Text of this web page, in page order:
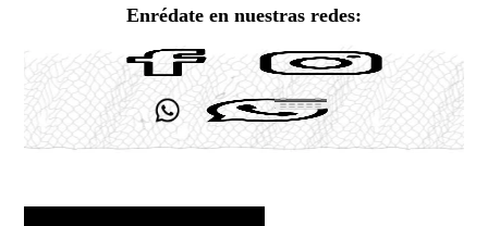
Enrédate en nuestras redes: